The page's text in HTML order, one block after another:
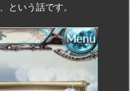
、という話です。